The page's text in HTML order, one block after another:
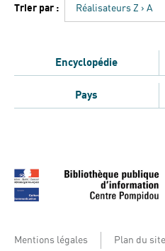
Trier par : Réalisateurs Z › A
Encyclopédie
Pays
Mentions légales Plan du site